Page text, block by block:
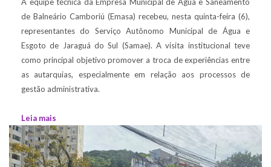
de Balneário Camboriú (Emasa) recebeu, nesta quinta-feira (6),
representantes do Serviço Autônomo Municipal de Água e
Esgoto de Jaraguá do Sul (Samae). A visita institucional teve
como principal objetivo promover a troca de experiências entre
as autarquias, especialmente em relação aos processos de
gestão administrativa.
Leia mais